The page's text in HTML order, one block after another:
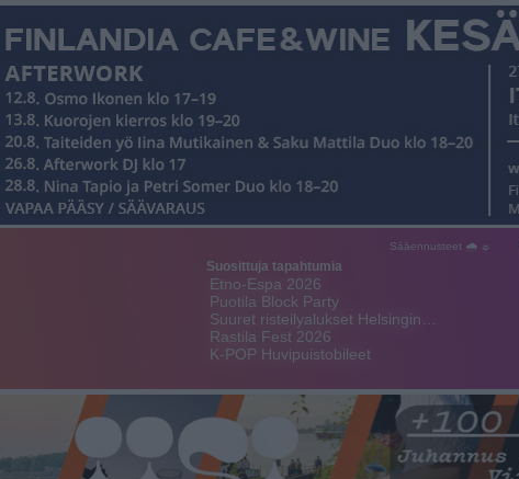
Sääennusteet 🌧 ☼
Suosittuja tapahtumia
Etno-Espa 2026
Puotila Block Party
Suuret risteilyalukset Helsingin…
Rastila Fest 2026
K-POP Huvipuistobileet